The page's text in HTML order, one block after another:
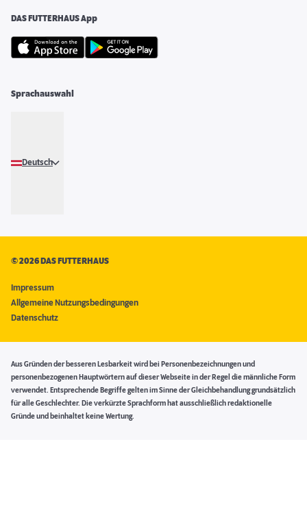
DAS FUTTERHAUS App
Sprachauswahl
Deutsch
©2026 DAS FUTTERHAUS
Impressum
Allgemeine Nutzungsbedingungen
Datenschutz
Aus Gründen der besseren Lesbarkeit wird bei Personenbezeichnungen und
personenbezogenen Hauptwörtern auf dieser Webseite in der Regel die männliche Form
verwendet. Entsprechende Begriffe gelten im Sinne der Gleichbehandlung grundsätzlich
für alle Geschlechter. Die verkürzte Sprachform hat ausschließlich redaktionelle
Gründe und beinhaltet keine Wertung.